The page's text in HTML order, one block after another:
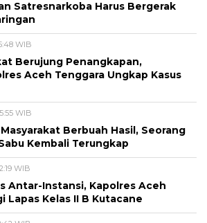
Satresnarkoba Harus Bergerak
WIB
Berujung Penangkapan,
Aceh Tenggara Ungkap Kasus
WIB
Berbuah Hasil, Seorang
Kembali Terungkap
WIB
Antar-Instansi, Kapolres Aceh
Lapas Kelas II B Kutacane